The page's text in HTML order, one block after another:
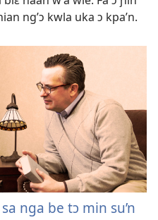
ng’ɔ kwla uka ɔ kpa’n.
nga be tɔ min su’n